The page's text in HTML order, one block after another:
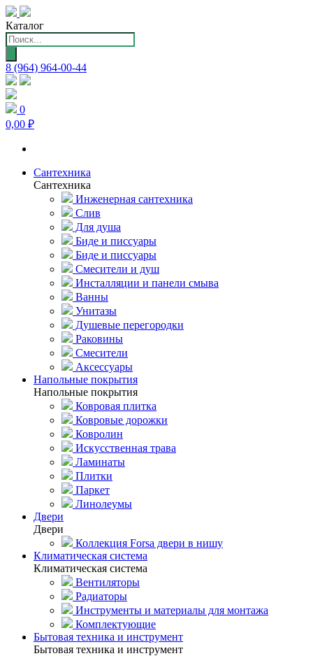
Каталог
Поиск
товаров
8 (964) 964-00-44
0
0,00 ₽
Сантехника
Сантехника
Инженерная сантехника
Слив
Для душа
Биде и писсуары
Биде и писсуары
Смесители и душ
Инсталляции и панели смыва
Ванны
Унитазы
Душевые перегородки
Раковины
Смесители
Аксессуары
Напольные покрытия
Напольные покрытия
Ковровая плитка
Ковровые дорожки
Ковролин
Искусственная трава
Ламинаты
Плитки
Паркет
Линолеумы
Двери
Двери
Коллекция Forsa двери в нишу
Климатическая система
Климатическая система
Вентиляторы
Радиаторы
Инструменты и материалы для монтажа
Комплектующие
Бытовая техника и инструмент
Бытовая техника и инструмент